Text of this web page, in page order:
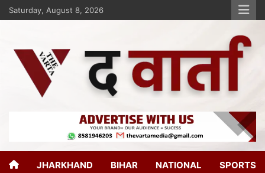
Saturday, August 8, 2026
The Varta
JHARKHAND BIHAR NATIONAL SPORTS